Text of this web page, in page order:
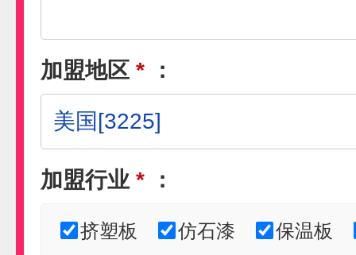
加盟地区 * ：
加盟行业 * ：
挤塑板 仿石漆
保温板